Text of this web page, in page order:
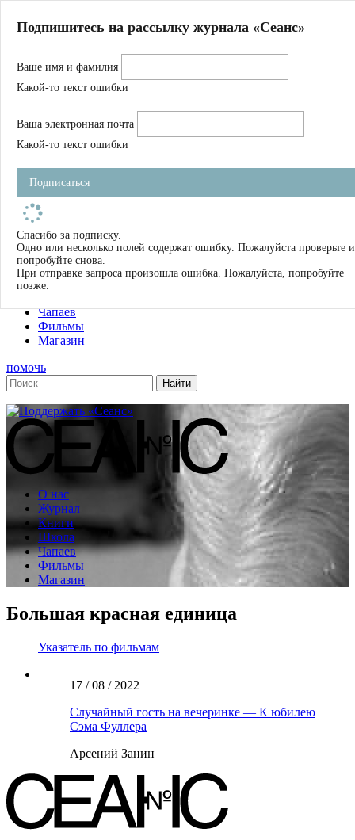
Магазин
Журнал
Школа
Устав
Фильмы
Имена
Тэги
О нас
Журнал
Книги
Чапаев
Фильмы
Магазин
помочь
О нас
Журнал
Книги
Школа
Чапаев
Фильмы
Магазин
Большая красная единица
Указатель по фильмам
17 / 08 / 2022
Случайный гость на вечеринке — К юбилею
Сэма Фуллера
Арсений Занин
Подпишитесь на рассылку журнала «Сеанс»
Ваше имя и фамилия
Какой-то текст ошибки
Ваша электронная почта
Какой-то текст ошибки
Подписаться
Спасибо за подписку.
Одно или несколько полей содержат ошибку. Пожалуйста проверьте и
попробуйте снова.
При отправке запроса произошла ошибка. Пожалуйста, попробуйте
позже.